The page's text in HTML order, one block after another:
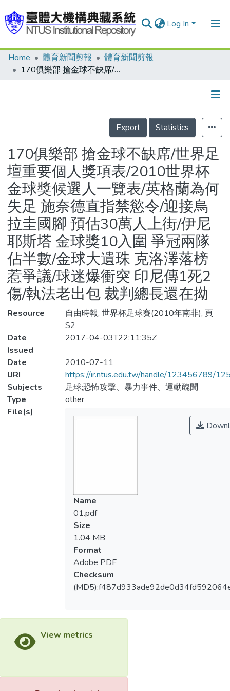
Log In
Communities & Collections
Statistics
Home 體育新聞剪報
體育新聞剪報
170俱樂部 搶金球不缺席/世界足壇重要個人獎項表/2010世界杯金球獎候選人一覽表/英格蘭為何失足 施奈德直指禁慾令/迎接烏拉圭國腳 預估30萬人上街/伊尼耶斯塔 金球獎10入圍 爭冠兩隊佔半數/金球大遺珠 克洛澤落榜惹爭議/球迷爆衝突 印尼傳1死2傷/執法老出包 裁判總長還在拗
Details
Export
Statistics
170俱樂部 搶金球不缺席/世界足
壇重要個人獎項表/2010世界杯
金球獎候選人一覽表/英格蘭為何
失足 施奈德直指禁慾令/迎接烏
拉圭國腳 預估30萬人上街/伊尼
耶斯塔 金球獎10入圍 爭冠兩隊
佔半數/金球大遺珠 克洛澤落榜
惹爭議/球迷爆衝突 印尼傳1死2
傷/執法老出包 裁判總長還在拗
Resource
自由時報, 世界杯足球賽(2010年南非), 頁
S2
Date
Issued
2017-04-03T22:11:35Z
Date
2010-07-11
URI
https://ir.ntus.edu.tw/handle/123456789/
Subjects
足球;恐怖攻擊、暴力事件、運動醜聞
Type
other
File(s)
Name
01.pdf
Size
1.04 MB
Format
Adobe PDF
Checksum
View metrics